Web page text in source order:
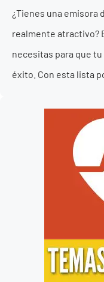
¿Tienes una emisora
realmente atractivo?
necesitas para que
éxito. Con esta lista